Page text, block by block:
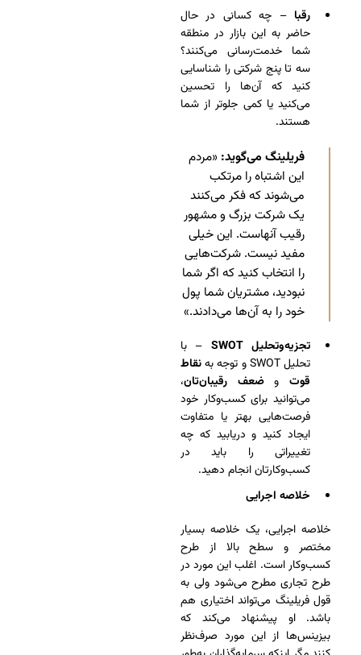
رقبا– چه کسانی در حال
حاضر به این بازار در منطقه
شما خدمت‌رسانی می‌کنند؟
سه تا پنج شرکتی را شناسایی
کنید که آن‌ها را تحسین
می‌کنید یا کمی جلوتر از شما
هستند.
فریلینگ می‌گوید: «مردم
این اشتباه را مرتکب
می‌شوند که فکر می‌کنند
یک شرکت بزرگ و مشهور
رقیب آنهاست. این خیلی
مفید نیست. شرکت‌هایی
را انتخاب کنید که اگر شما
نبودید، مشتریان شما پول
خود را به آن‌ها می‌دادند.»
تجزیه‌و‌تحلیل SWOT
– با
تحلیل SWOT و توجه به
نقاط
قوتوضعف رقیبان‌تان،
می‌توانید برای کسب‌وکار خود
فرصت‌هایی بهتر یا متفاوت
ایجاد کنید و دریابید که چه
تغییراتی را باید در
کسب‌وکارتان انجام دهید.
خلاصه اجرایی
خلاصه اجرایی، یک خلاصه بسیار
مختصر و سطح بالا از طرح
کسب‌وکار است. اغلب این مورد در
طرح تجاری مطرح می‌شود ولی به
قول فریلینگ می‌تواند اختیاری هم
باشد. او پیشنهاد می‌کند که
بیزینس‌ها از این مورد صرف‌نظر